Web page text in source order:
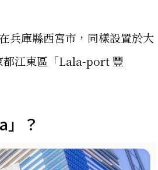
兵庫縣西宮市，同樣設置於大
江東區「Lala-port 豐
」？